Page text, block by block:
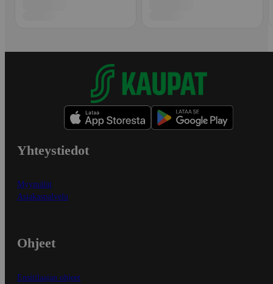
Yhteystiedot
Myymälät
Asiakaspalvelu
Ohjeet
Ensitilaajan ohjeet